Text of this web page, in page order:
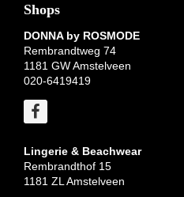
Shops
DONNA by ROSMODE
Rembrandtweg 74
1181 GW Amstelveen
020-6419419
Lingerie & Beachwear
Rembrandthof 15
1181 ZL Amstelveen